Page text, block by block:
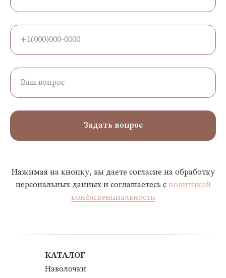
Задать вопрос
Нажимая на кнопку, вы даете согласие на обработку
персональных данных и соглашаетесь c политикой
конфиденциальности
КАТАЛОГ
Наволочки